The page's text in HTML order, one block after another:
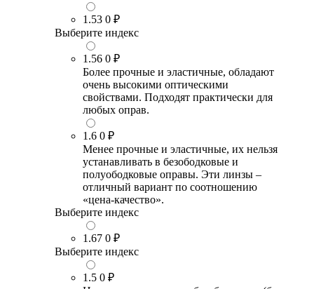
1.53 0 ₽
Выберите индекс
1.56 0 ₽
Более прочные и эластичные, обладают
очень высокими оптическими
свойствами. Подходят практически для
любых оправ.
1.6 0 ₽
Менее прочные и эластичные, их нельзя
устанавливать в безободковые и
полуободковые оправы. Эти линзы –
отличный вариант по соотношению
«цена-качество».
Выберите индекс
1.67 0 ₽
Выберите индекс
1.5 0 ₽